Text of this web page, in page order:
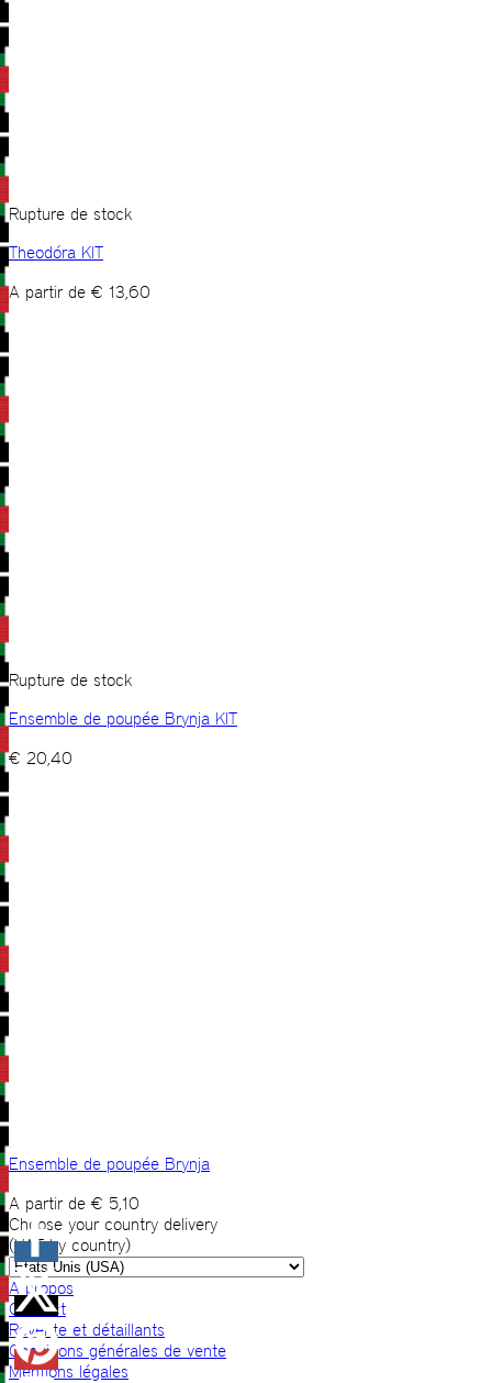
Rupture de stock
Theodóra KIT
A partir de € 13,60
Rupture de stock
Ensemble de poupée Brynja KIT
€ 20,40
Ensemble de poupée Brynja
A partir de € 5,10
Choose your country delivery
(VAT by country)
A propos
Contact
Revente et détaillants
Conditions générales de vente
Mentions légales